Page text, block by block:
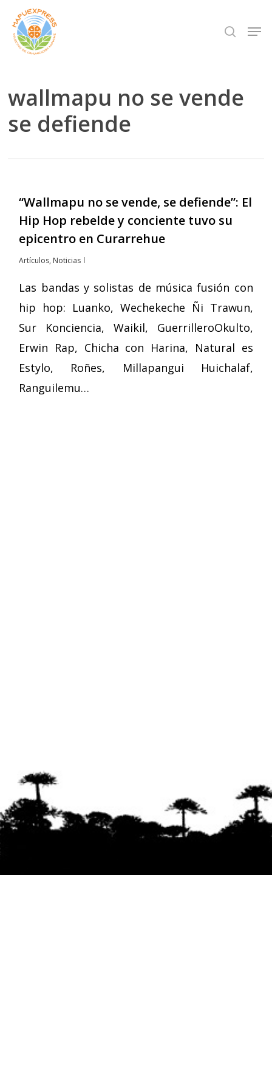
Skip
main
search
wallmapu no se vende
se defiende
“Wallmapu no se vende, se defiende”: El
Hip Hop rebelde y conciente tuvo su
epicentro en Curarrehue
Artículos, Noticias
Las bandas y solistas de música fusión con
hip hop: Luanko, Wechekeche Ñi Trawun,
Sur Konciencia, Waikil, GuerrilleroOkulto,
Erwin Rap, Chicha con Harina, Natural es
Estylo, Roñes, Millapangui Huichalaf,
Ranguilemu…
Close